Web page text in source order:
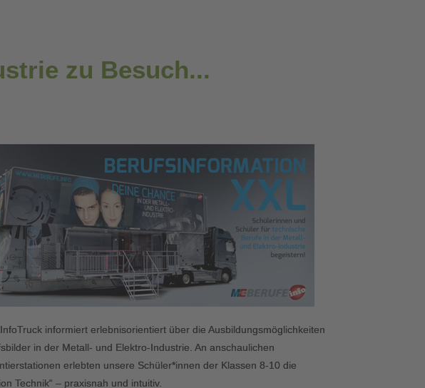
zu Besuch...
informiert erlebnisorientiert über die Ausbildungsmöglichkeiten
in der Metall- und Elektro-Industrie. An anschaulichen
erlebten unsere Schüler*innen der Klassen 8-10 die
Technik“ – praxisnah und intuitiv.